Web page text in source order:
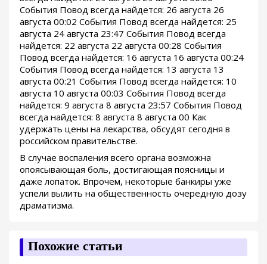
События Повод всегда найдется: 26 августа 26
августа 00:02 События Повод всегда найдется: 25
августа 24 августа 23:47 События Повод всегда
найдется: 22 августа 22 августа 00:28 События
Повод всегда найдется: 16 августа 16 августа 00:24
События Повод всегда найдется: 13 августа 13
августа 00:21 События Повод всегда найдется: 10
августа 10 августа 00:03 События Повод всегда
найдется: 9 августа 8 августа 23:57 События Повод
всегда найдется: 8 августа 8 августа 00 Как
удержать цены на лекарства, обсудят сегодня в
российском правительстве.
В случае воспаления всего органа возможна
опоясывающая боль, достигающая поясницы и
даже лопаток. Впрочем, некоторые банкиры уже
успели вылить на общественность очередную дозу
драматизма.
Похожие статьи